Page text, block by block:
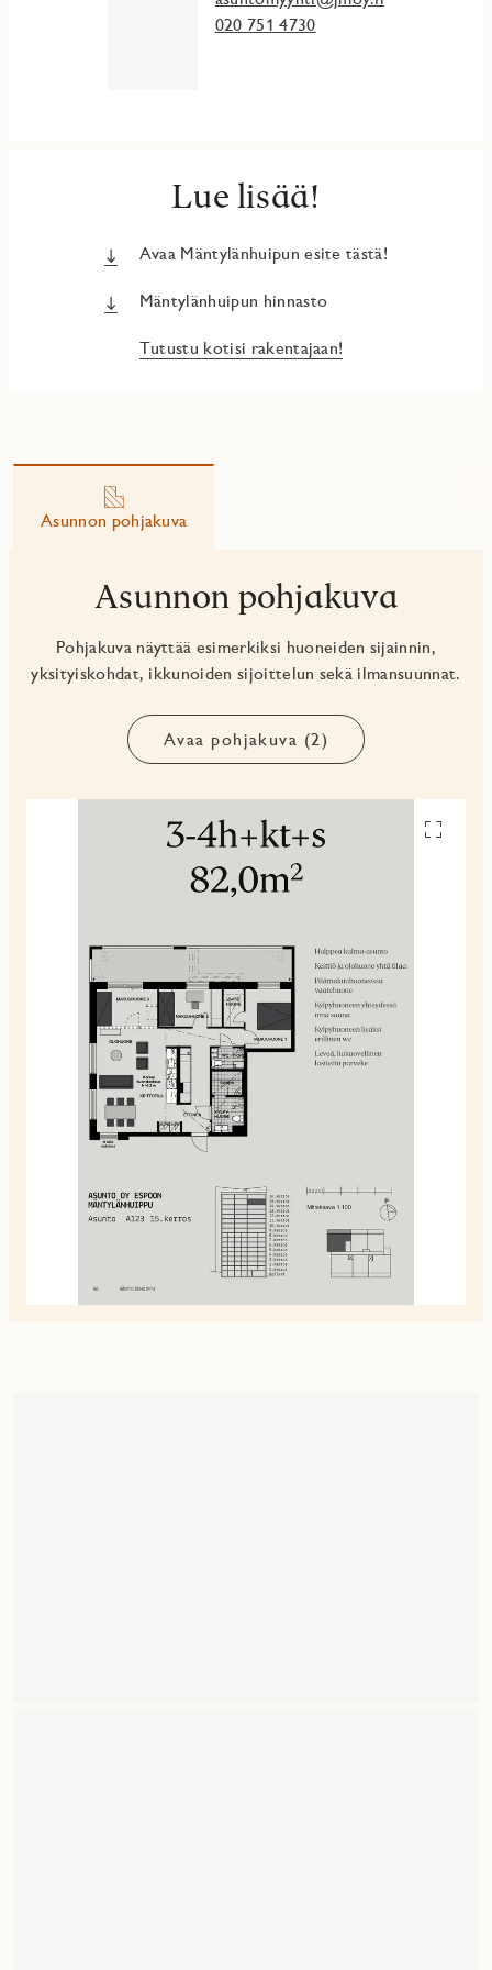
020 751 4730
Lue lisää!
Avaa Mäntylänhuipun esite tästä!
Mäntylänhuipun hinnasto
Tutustu kotisi rakentajaan!
Asunnon pohjakuva
Asunnon pohjakuva
Pohjakuva näyttää esimerkiksi huoneiden sijainnin,
yksityiskohdat, ikkunoiden sijoittelun sekä ilmansuunnat.
Avaa pohjakuva (2)
Avaa